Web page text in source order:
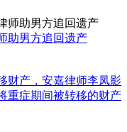
助男方追回遗产
财产，安嘉律师李凤影
重症期间被转移的财产